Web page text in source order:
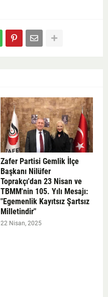
Zafer Partisi Gemlik İlçe
Başkanı Nilüfer
Toprakçı'dan 23 Nisan ve
TBMM'nin 105. Yılı Mesajı:
"Egemenlik Kayıtsız Şartsız
Milletindir"
22 Nisan, 2025